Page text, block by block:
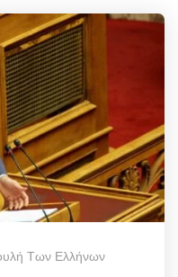
Των Ελλήνων